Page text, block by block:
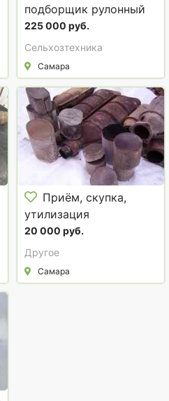
подборщик рулонный
ПР-60
225 000 руб.
Сельхозтехника
Самара
Приём, скупка,
утилизация
отработанных
катализаторов.
20 000 руб.
Другое
Самара